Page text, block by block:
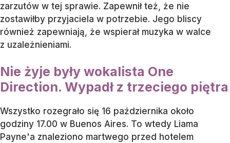
zarzutów w tej sprawie. Zapewnił też, że nie
zostawiłby przyjaciela w potrzebie. Jego bliscy
również zapewniają, że wspierał muzyka w walce
z uzależnieniami.
Nie żyje były wokalista One
Direction. Wypadł z trzeciego piętra
Wszystko rozegrało się 16 października około
godziny 17.00 w Buenos Aires. To wtedy Liama
Payne'a znaleziono martwego przed hotelem